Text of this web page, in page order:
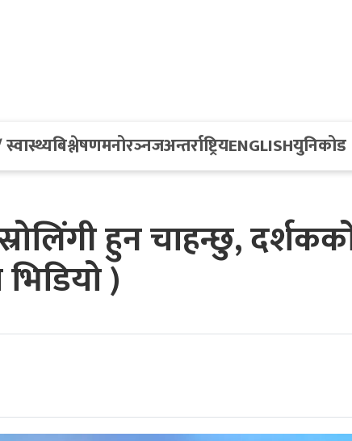
स्वास्थ्यबिश्लेषणमनोरञ्नजअन्तर्राष्ट्रियENGLISHयुनिकोड
हुन चाहन्छु,
)